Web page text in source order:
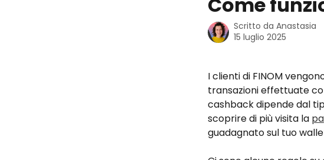
Scritto da Anastasia
15 luglio 2025
I clienti di FINOM
transazioni effettuate
cashback dipende dal
scoprire di più visita la
guadagnato sul tuo